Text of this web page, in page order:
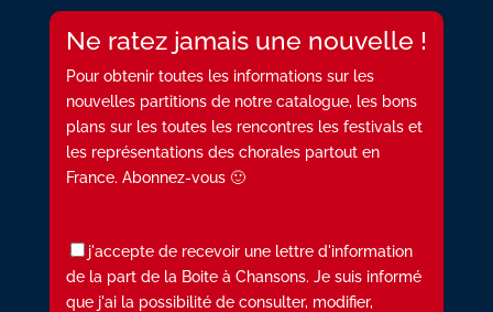
Ne ratez jamais une nouvelle !
Pour obtenir toutes les informations sur les
nouvelles partitions de notre catalogue, les bons
plans sur les toutes les rencontres les festivals et
les représentations des chorales partout en
France. Abonnez-vous 🙂
j'accepte de recevoir une lettre d'information
de la part de la Boite à Chansons. Je suis informé
que j'ai la possibilité de consulter, modifier,